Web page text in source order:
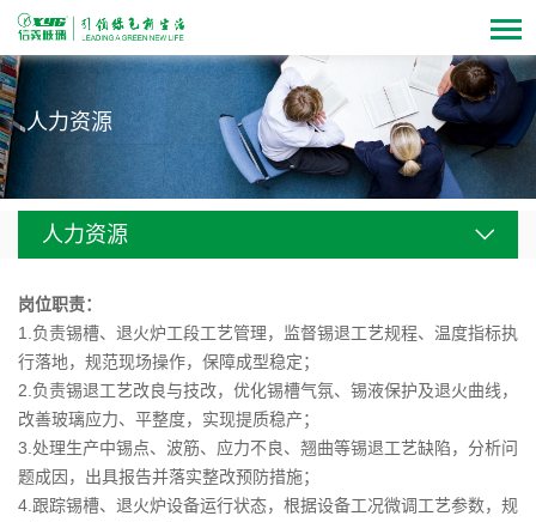
人力资源
人力资源
岗位职责：
1.负责锡槽、退火炉工段工艺管理，监督锡退工艺规程、温度指标执
行落地，规范现场操作，保障成型稳定；
2.负责锡退工艺改良与技改，优化锡槽气氛、锡液保护及退火曲线，
改善玻璃应力、平整度，实现提质稳产；
3.处理生产中锡点、波筋、应力不良、翘曲等锡退工艺缺陷，分析问
题成因，出具报告并落实整改预防措施；
4.跟踪锡槽、退火炉设备运行状态，根据设备工况微调工艺参数，规